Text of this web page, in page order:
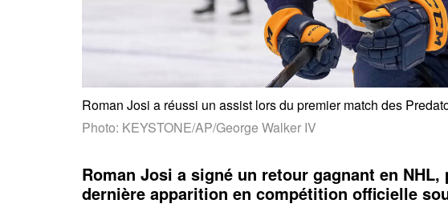
Roman Josi a réussi un assist lors du premier match des
Photo: KEYSTONE/AP/George Walker IV
Roman Josi a signé un retour gagnant en
dernière apparition en compétition officielle